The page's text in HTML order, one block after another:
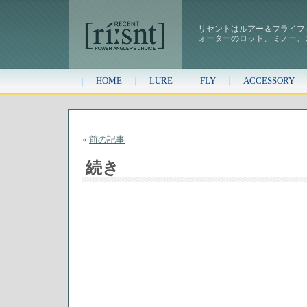
リセントはルアー＆フライ
ォーターのロッド、ミノー
HOME LURE FLY ACCESSORY
« 前の記事
続き